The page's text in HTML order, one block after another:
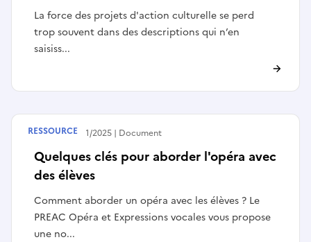
La force des projets d'action culturelle se perd
trop souvent dans des descriptions qui n’en
saisiss...
Quelques clés pour aborder l'opéra avec
des élèves
Comment aborder un opéra avec les élèves ? Le
PREAC Opéra et Expressions vocales vous propose
une no...
Publié le14/11/2025 Document
RESSOURCE